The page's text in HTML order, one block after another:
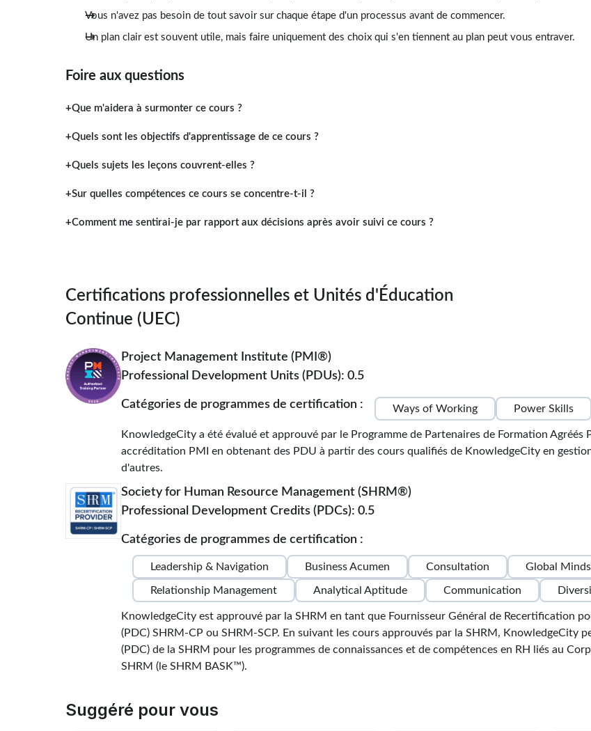
Vous n'avez pas besoin de tout savoir sur chaque étape d'un processus avant de commencer.
Un plan clair est souvent utile, mais faire uniquement des choix qui s'en tiennent au plan peut vous entraver.
Foire aux questions
Que m'aidera à surmonter ce cours ?
Quels sont les objectifs d'apprentissage de ce cours ?
Quels sujets les leçons couvrent-elles ?
Sur quelles compétences ce cours se concentre-t-il ?
Comment me sentirai-je par rapport aux décisions après avoir suivi ce cours ?
Certifications professionnelles et Unités d'Éducation
Continue (UEC)
Project Management Institute (PMI®)
Professional Development Units (PDUs): 0.5
Catégories de programmes de certification : Ways of Working Power Skills
KnowledgeCity a été évalué et approuvé par le Programme de Partenaires de Formation
accréditation PMI en obtenant des PDU à partir des cours qualifiés de KnowledgeCity en
d'autres.
Society for Human Resource Management (SHRM®)
Professional Development Credits (PDCs): 0.5
Catégories de programmes de certification :
Leadership & Navigation Business Acumen Consultation Global
Relationship Management Analytical Aptitude Communication
KnowledgeCity est approuvé par la SHRM en tant que Fournisseur Général de Recertification
(PDC) SHRM-CP ou SHRM-SCP. En suivant les cours approuvés par la SHRM, KnowledgeCity
(PDC) de la SHRM pour les programmes de connaissances et de compétences en RH liés au
SHRM (le SHRM BASK™).
Suggéré pour vous